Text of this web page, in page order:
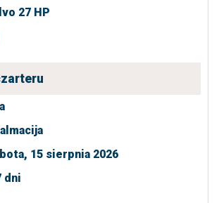
27 HP
15 sierpnia 2026
dni